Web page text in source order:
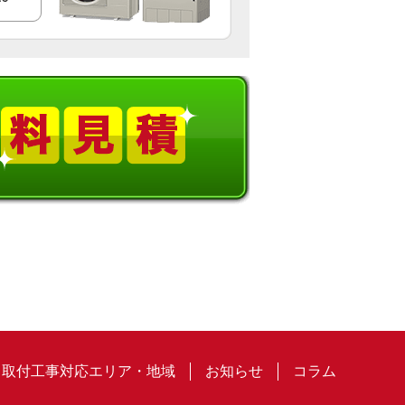
取付工事対応エリア・地域 お知らせ コラム